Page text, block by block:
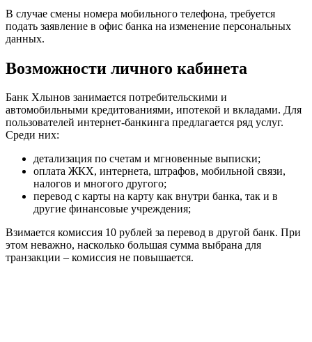
В случае смены номера мобильного телефона, требуется
подать заявление в офис банка на изменение персональных
данных.
Возможности личного кабинета
Банк Хлынов занимается потребительскими и
автомобильными кредитованиями, ипотекой и вкладами. Для
пользователей интернет-банкинга предлагается ряд услуг.
Среди них:
детализация по счетам и мгновенные выписки;
оплата ЖКХ, интернета, штрафов, мобильной связи,
налогов и многого другого;
перевод с карты на карту как внутри банка, так и в
другие финансовые учреждения;
Взимается комиссия 10 рублей за перевод в другой банк. При
этом неважно, насколько большая сумма выбрана для
транзакции – комиссия не повышается.